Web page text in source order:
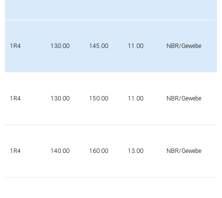
1R4 130.00 145.00 11.00 NBR/Gewebe
1R4 130.00 150.00 11.00 NBR/Gewebe
1R4 140.00 160.00 13.00 NBR/Gewebe